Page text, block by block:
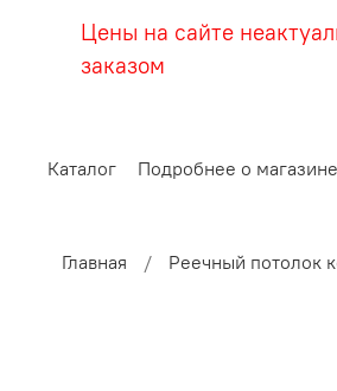
Цены на сайте
заказом
Каталог Подробнее о магазине
Главная Реечный потолок